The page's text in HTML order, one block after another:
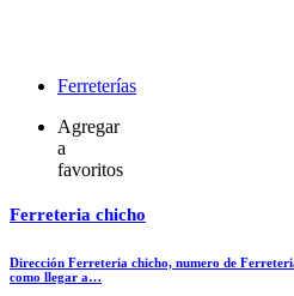
Ferreterías
Agregar
a
favoritos
Ferreteria chicho
Dirección Ferreteria chicho, numero de
como llegar a…